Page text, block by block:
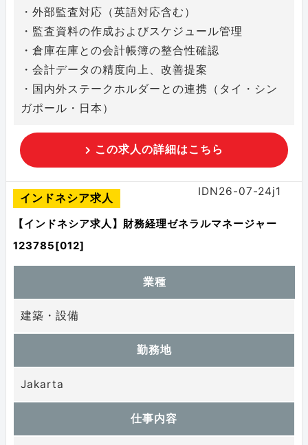
・外部監査対応（英語対応含む）
・監査資料の作成およびスケジュール管理
・倉庫在庫との会計帳簿の整合性確認
・会計データの精度向上、改善提案
・国内外ステークホルダーとの連携（タイ・シン
ガポール・日本）
この求人の詳細はこちら
インドネシア求人
IDN26-07-24j1
【インドネシア求人】財務経理ゼネラルマネージャー
123785[012]
業種
建築・設備
勤務地
Jakarta
仕事内容